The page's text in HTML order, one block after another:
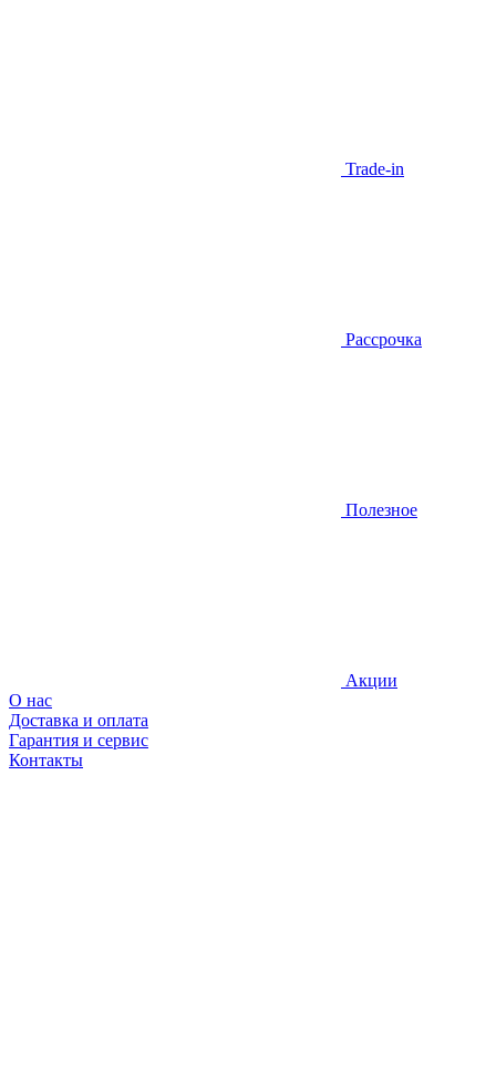
Trade-in
Рассрочка
Полезное
Акции
О нас
Доставка и оплата
Гарантия и сервис
Контакты